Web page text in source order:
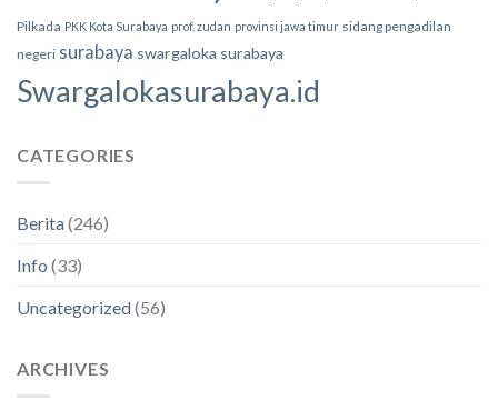
Pilkada PKK Kota Surabaya prof. zudan provinsi jawa timur sidang pengadilan
negeri surabaya swargaloka surabaya
Swargalokasurabaya.id
CATEGORIES
Berita(246)
Info (33)
Uncategorized(56)
ARCHIVES